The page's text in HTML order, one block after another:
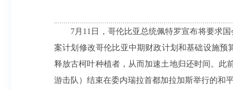
7月11日，哥伦比亚总统佩特罗宣布将要求
案计划修改哥伦比亚中期财政计划和基础设施预
释放古柯叶种植者，从而加速土地归还时间。此
游击队）结束在委内瑞拉首都加拉加斯举行的和